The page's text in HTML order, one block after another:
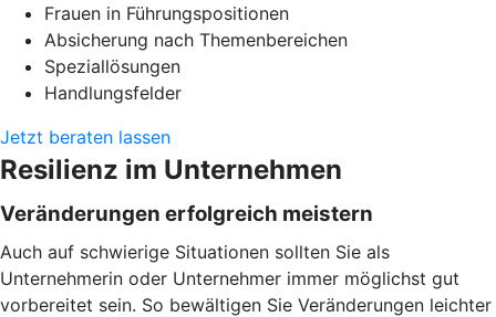
Frauen in Führungspositionen
Absicherung nach Themenbereichen
Speziallösungen
Handlungsfelder
Jetzt beraten lassen
Resilienz im Unternehmen
Veränderungen erfolgreich meistern
Auch auf schwierige Situationen sollten Sie als
Unternehmerin oder Unternehmer immer möglichst gut
vorbereitet sein. So bewältigen Sie Veränderungen leichter